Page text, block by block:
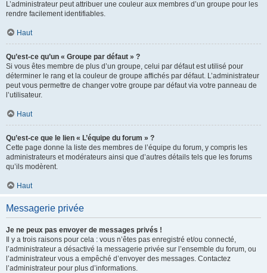
L’administrateur peut attribuer une couleur aux membres d’un groupe pour les
rendre facilement identifiables.
Haut
Qu’est-ce qu’un « Groupe par défaut » ?
Si vous êtes membre de plus d’un groupe, celui par défaut est utilisé pour
déterminer le rang et la couleur de groupe affichés par défaut. L’administrateur
peut vous permettre de changer votre groupe par défaut via votre panneau de
l’utilisateur.
Haut
Qu’est-ce que le lien « L’équipe du forum » ?
Cette page donne la liste des membres de l’équipe du forum, y compris les
administrateurs et modérateurs ainsi que d’autres détails tels que les forums
qu’ils modèrent.
Haut
Messagerie privée
Je ne peux pas envoyer de messages privés !
Il y a trois raisons pour cela : vous n’êtes pas enregistré et/ou connecté,
l’administrateur a désactivé la messagerie privée sur l’ensemble du forum, ou
l’administrateur vous a empêché d’envoyer des messages. Contactez
l’administrateur pour plus d’informations.